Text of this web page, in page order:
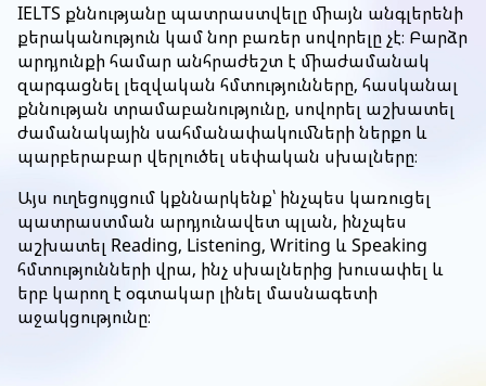
IELTS քննությանը պատրաստվելը միայն անգլերենի
քերականություն կամ նոր բառեր սովորելը չէ։ Բարձր
արդյունքի համար անհրաժեշտ է միաժամանակ
զարգացնել լեզվական հմտությունները, հասկանալ
քննության տրամաբանությունը, սովորել աշխատել
ժամանակային սահմանափակումների ներքո և
պարբերաբար վերլուծել սեփական սխալները։
Այս ուղեցույցում կքննարկենք՝ ինչպես կառուցել
պատրաստման արդյունավետ պլան, ինչպես
աշխատել Reading, Listening, Writing և Speaking
հմտությունների վրա, ինչ սխալներից խուսափել և
երբ կարող է օգտակար լինել մասնագետի
աջակցությունը։